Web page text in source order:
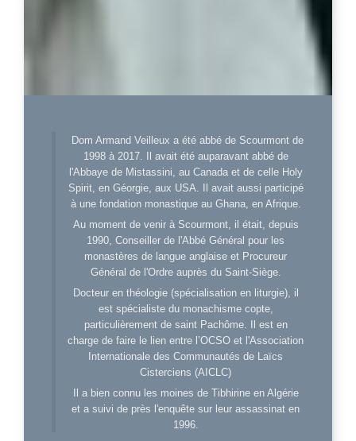
Dom Armand Veilleux a été abbé de Scourmont de
1998 à 2017. Il avait été auparavant abbé de
l'Abbaye de Mistassini, au Canada et de celle Holy
Spirit, en Géorgie, aux USA. Il avait aussi participé
à une fondation monastique au Ghana, en Afrique.
Au moment de venir à Scourmont, il était, depuis
1990, Conseiller de l'Abbé Général pour les
monastères de langue anglaise et Procureur
Général de l'Ordre auprès du Saint-Siège.
Docteur en théologie (spécialisation en liturgie), il
est spécialiste du monachisme copte,
particulièrement de saint Pachôme. Il est en
charge de faire le lien entre l’OCSO et l'Association
Internationale des Communautés de Laïcs
Cisterciens (AICLC)
Il a bien connu les moines de Tibhirine en Algérie
et a suivi de près l'enquête sur leur assassinat en
1996.